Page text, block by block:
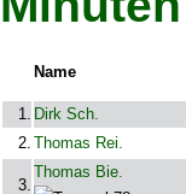
Name
1. Dirk Sch.
2. Thomas Rei.
3.
Thomas Bie.